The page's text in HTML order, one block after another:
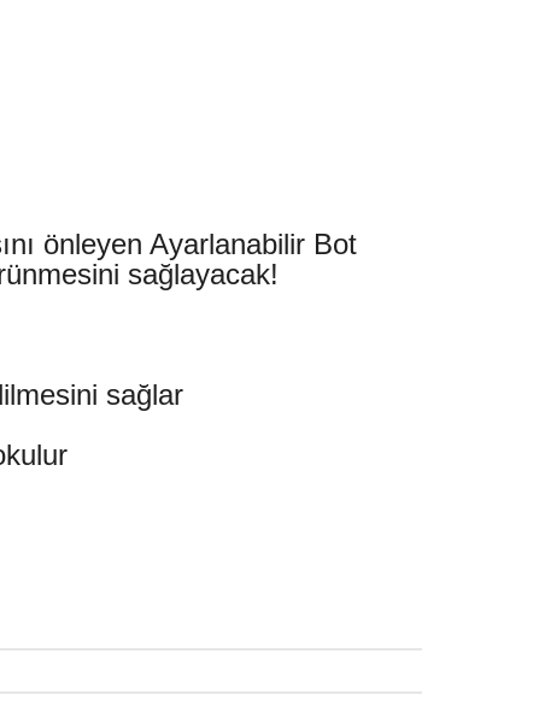
önleyen Ayarlanabilir Bot
sağlayacak!
sağlar